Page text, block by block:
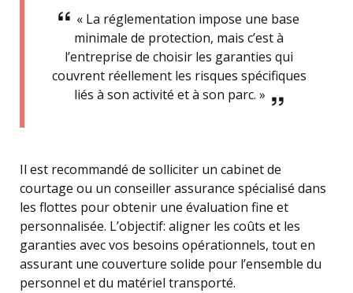
« La réglementation impose une base
minimale de protection, mais c’est à
l’entreprise de choisir les garanties qui
couvrent réellement les risques spécifiques
liés à son activité et à son parc. »
Il est recommandé de solliciter un cabinet de
courtage ou un conseiller assurance spécialisé dans
les flottes pour obtenir une évaluation fine et
personnalisée. L’objectif: aligner les coûts et les
garanties avec vos besoins opérationnels, tout en
assurant une couverture solide pour l’ensemble du
personnel et du matériel transporté.